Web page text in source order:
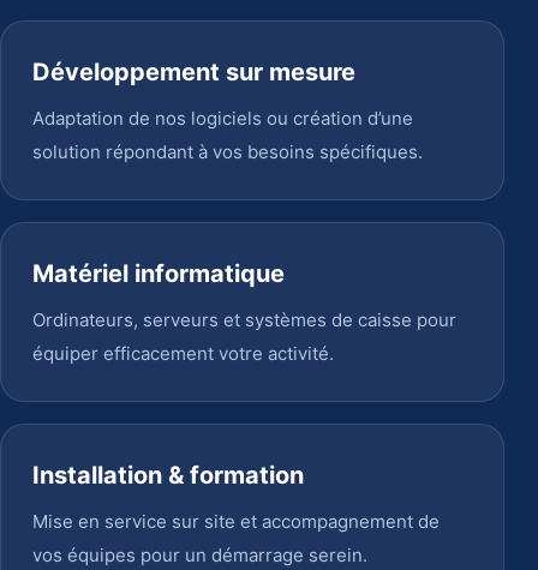
Développement sur mesure
Adaptation de nos logiciels ou création d’une
solution répondant à vos besoins spécifiques.
Matériel informatique
Ordinateurs, serveurs et systèmes de caisse pour
équiper efficacement votre activité.
Installation & formation
Mise en service sur site et accompagnement de
vos équipes pour un démarrage serein.